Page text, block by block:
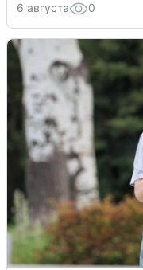
6 августа 0